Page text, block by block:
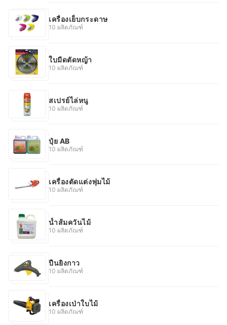
เครื่องเย็บกระดาษ
10 ผลิตภัณฑ์
ใบมีดตัดหญ้า
10 ผลิตภัณฑ์
สเปรย์ไล่หนู
10 ผลิตภัณฑ์
ปุ๋ย AB
10 ผลิตภัณฑ์
เครื่องตัดแต่งพุ่มไม้
10 ผลิตภัณฑ์
น้ำส้มควันไม้
10 ผลิตภัณฑ์
ปืนยิงกาว
10 ผลิตภัณฑ์
เครื่องเป่าใบไม้
10 ผลิตภัณฑ์